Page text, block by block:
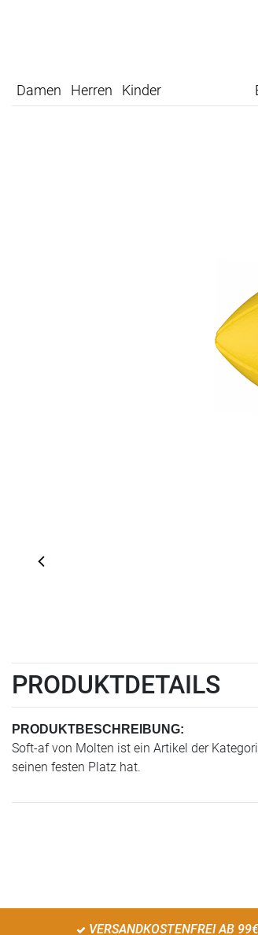
Damen Herren Kinder
PRODUKTDETAILS
PRODUKTBESCHREIBUNG:
Soft-af von Molten ist ein Artikel der
seinen festen Platz hat.
VERSANDKOSTENFREI AB